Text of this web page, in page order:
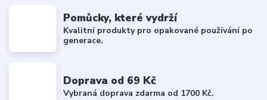
Pomůcky, které vydrží
Kvalitní produkty pro opakované používání po
generace.
Doprava od 69 Kč
Vybraná doprava zdarma od 1700 Kč.